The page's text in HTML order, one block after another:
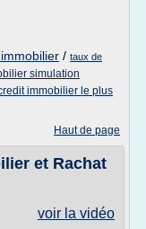
/ taux de
simulation
immobilier le plus
Haut de page
et Rachat
voir la vidéo